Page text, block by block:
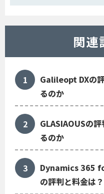
関連
Galileopt DXの
るのか
GLASIAOUSの
るのか
Dynamics 365
の評判と料金は